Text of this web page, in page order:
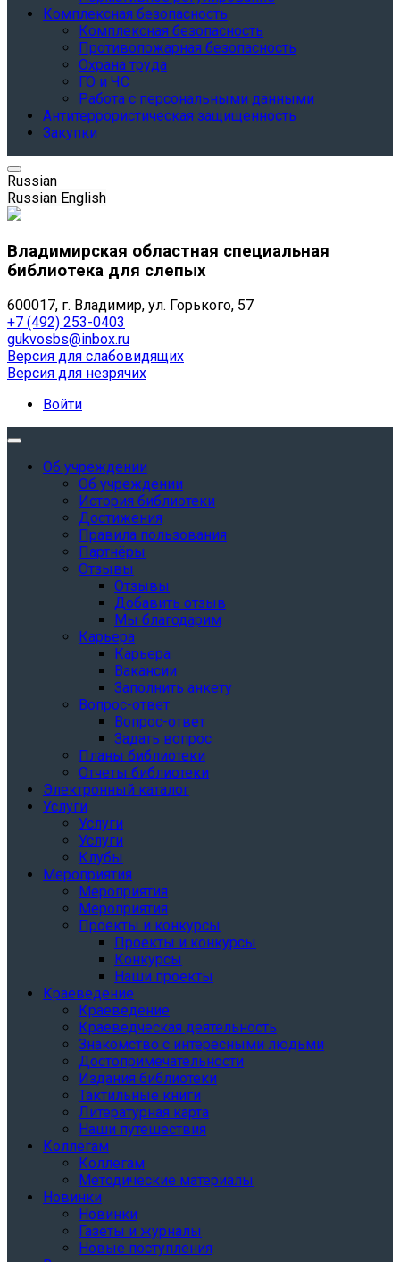
Комплексная безопасность
Комплексная безопасность
Противопожарная безопасность
Охрана труда
ГО и ЧС
Работа с персональными данными
Антитеррористическая защищенность
Закупки
Russian
Russian English
Владимирская областная специальная
библиотека для слепых
600017, г. Владимир, ул. Горького, 57
+7 (492) 253-0403
gukvosbs@inbox.ru
Версия для слабовидящих
Версия для незрячих
Войти
Об учреждении
Об учреждении
История библиотеки
Достижения
Правила пользования
Партнёры
Отзывы
Отзывы
Добавить отзыв
Мы благодарим
Карьера
Карьера
Вакансии
Заполнить анкету
Вопрос-ответ
Вопрос-ответ
Задать вопрос
Планы библиотеки
Отчеты библиотеки
Электронный каталог
Услуги
Услуги
Услуги
Клубы
Мероприятия
Мероприятия
Мероприятия
Проекты и конкурсы
Проекты и конкурсы
Конкурсы
Наши проекты
Краеведение
Краеведение
Краеведческая деятельность
Знакомство с интересными людьми
Достопримечательности
Издания библиотеки
Тактильные книги
Литературная карта
Наши путешествия
Коллегам
Коллегам
Методические материалы
Новинки
Новинки
Газеты и журналы
Новые поступления